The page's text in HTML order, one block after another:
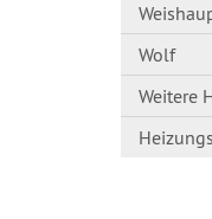
Wolf
Weitere